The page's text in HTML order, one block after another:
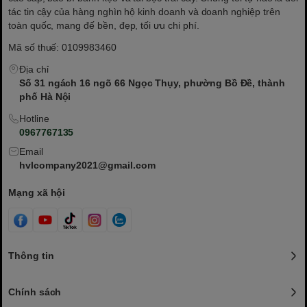
tác tin cậy của hàng nghìn hộ kinh doanh và doanh nghiệp trên
toàn quốc, mang đế bền, đẹp, tối ưu chi phí.
Mã số thuế: 0109983460
Địa chỉ
Số 31 ngách 16 ngõ 66 Ngọc Thụy, phường Bồ Đề, thành
phố Hà Nội
Hotline
0967767135
Email
hvlcompany2021@gmail.com
Mạng xã hội
Thông tin
Chính sách